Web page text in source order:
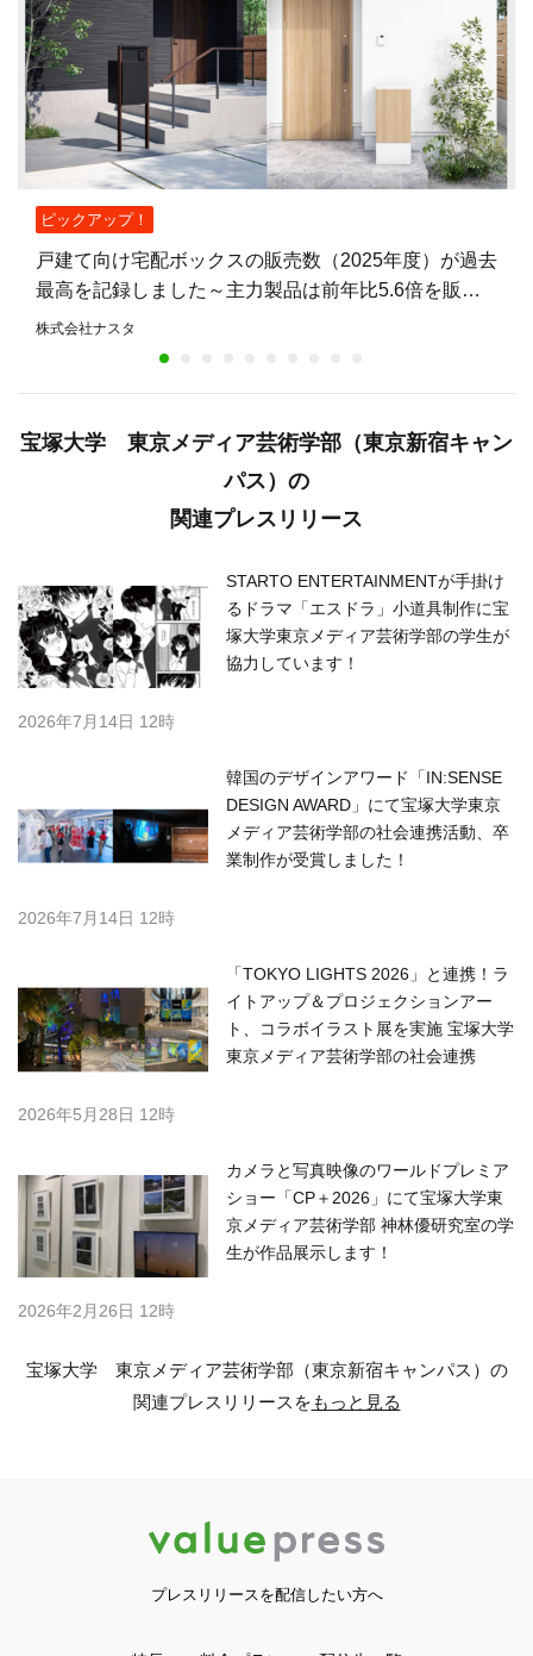
ピックアップ！
戸建て向け宅配ボックスの販売数（2025年度）が過去
最高を記録しました～主力製品は前年比5.6倍を販
売。不在時も荷物を受け取れる住宅が増加～
株式会社ナスタ
宝塚大学 東京メディア芸術学部（東京新宿キャン
パス）の
関連プレスリリース
STARTO ENTERTAINMENTが手掛け
るドラマ「エスドラ」小道具制作に宝
塚大学東京メディア芸術学部の学生が
協力しています！
2026年7月14日 12時
韓国のデザインアワード「IN:SENSE
DESIGN AWARD」にて宝塚大学東京
メディア芸術学部の社会連携活動、卒
業制作が受賞しました！
2026年7月14日 12時
「TOKYO LIGHTS 2026」と連携！ラ
イトアップ＆プロジェクションアー
ト、コラボイラスト展を実施 宝塚大学
東京メディア芸術学部の社会連携
2026年5月28日 12時
カメラと写真映像のワールドプレミア
ショー「CP＋2026」にて宝塚大学東
京メディア芸術学部 神林優研究室の学
生が作品展示します！
2026年2月26日 12時
宝塚大学 東京メディア芸術学部（東京新宿キャンパス）の
関連プレスリリースをもっと見る
プレスリリースを配信したい方へ